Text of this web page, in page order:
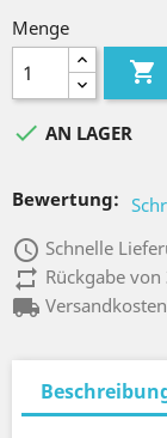
Menge

 AN LAGER
Bewertung:
access_time Schnelle
repeatRückgabe von
local_shipping